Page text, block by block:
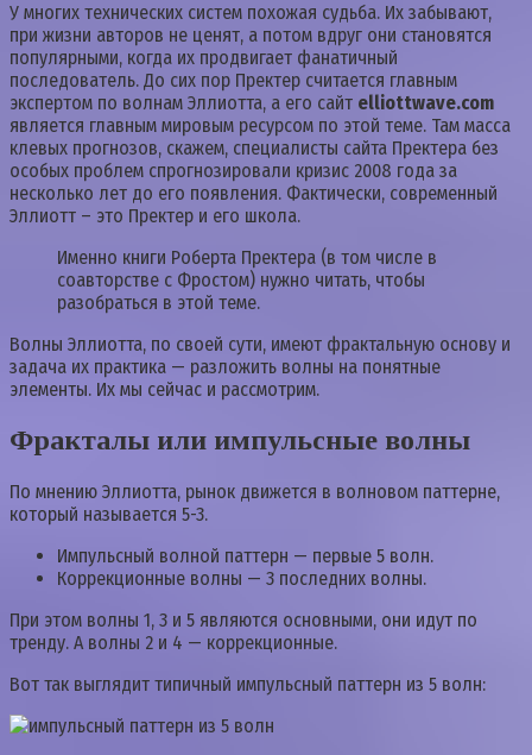
У многих технических систем похожая судьба. Их забывают,
при жизни авторов не ценят, а потом вдруг они становятся
популярными, когда их продвигает фанатичный
последователь. До сих пор Пректер считается главным
экспертом по волнам Эллиотта, а его сайт elliottwave.com
является главным мировым ресурсом по этой теме. Там масса
клевых прогнозов, скажем, специалисты сайта Пректера без
особых проблем спрогнозировали кризис 2008 года за
несколько лет до его появления. Фактически, современный
Эллиотт – это Пректер и его школа.
Именно книги Роберта Пректера (в том числе в
соавторстве с Фростом) нужно читать, чтобы
разобраться в этой теме.
Волны Эллиотта, по своей сути, имеют фрактальную основу и
задача их практика — разложить волны на понятные
элементы. Их мы сейчас и рассмотрим.
Фракталы или импульсные волны
По мнению Эллиотта, рынок движется в волновом паттерне,
который называется 5-3.
Импульсный волной паттерн — первые 5 волн.
Коррекционные волны — 3 последних волны.
При этом волны 1, 3 и 5 являются основными, они идут по
тренду. А волны 2 и 4 — коррекционные.
Вот так выглядит типичный импульсный паттерн из 5 волн: